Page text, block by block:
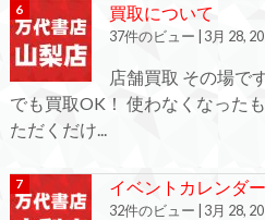
買取について
37件のビュー 3月 28,
店舗買取 その場で
でも買取OK！ 使わなくなった
ただくだけ...
イベントカレンダー
32件のビュー 3月 28,